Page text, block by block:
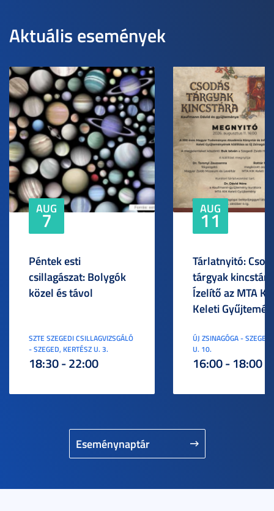
Aktuális események
Eseménynaptár
AUG
7
Péntek esti
csillagászat: Bolygók
közel és távol
SZTE SZEGEDI CSILLAGVIZSGÁLÓ
- SZEGED, KERTÉSZ U. 3.
18:30 - 22:00
AUG
11
Tárlatnyitó:
tárgyak
Ízelítő az MTA
Keleti
ÚJ ZSINAGÓGA -
U. 10.
16:00 - 18:00